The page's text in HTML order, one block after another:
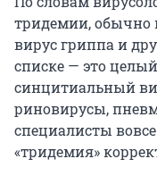
тридемии, обычно
вирус гриппа и
списке — это
синцитиальный
риновирусы,
специалисты
«тридемия»